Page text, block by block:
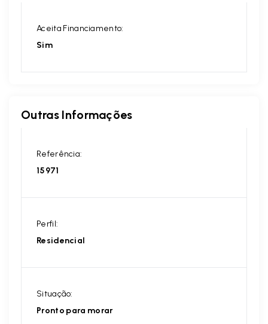
Aceita Financiamento:
Sim
Outras Informações
Referência:
15971
Perfil:
Residencial
Situação:
Pronto para morar